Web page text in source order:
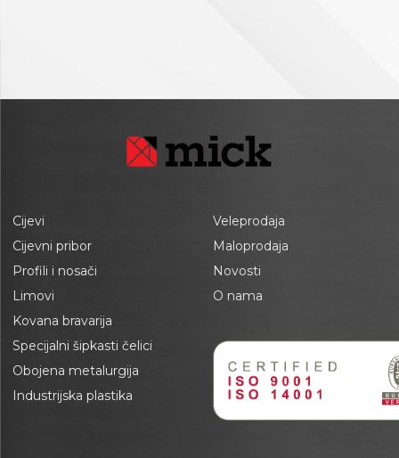
Cijevi
Cijevni pribor
Profili i nosači
Limovi
Kovana bravarija
Specijalni šipkasti čelici
Obojena metalurgija
Industrijska plastika
Veleprodaja
Maloprodaja
Novosti
O nama